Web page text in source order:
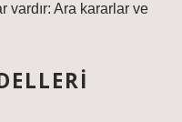
vardır: Ara kararlar ve